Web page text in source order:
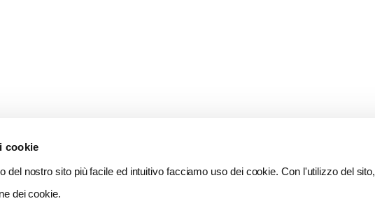
cookie
del nostro sito più facile ed intuitivo facciamo uso dei cookie. Con l'utilizzo del sito,
dei cookie.